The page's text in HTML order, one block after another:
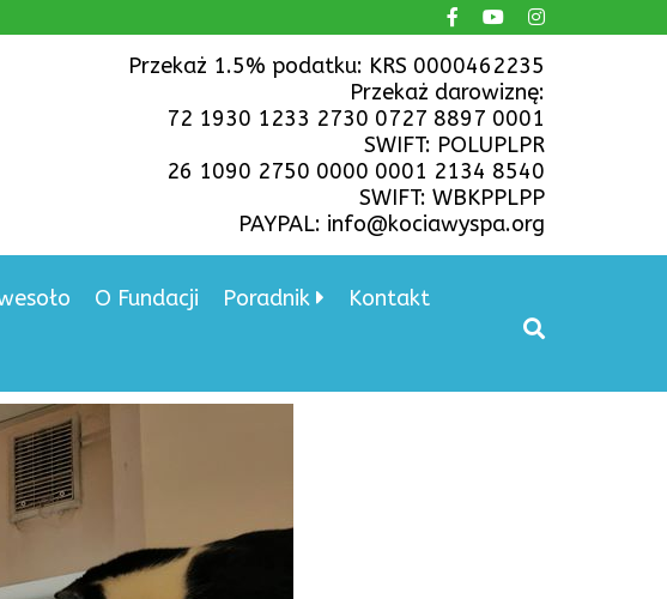
Przekaż 1.5% podatku: KRS 0000462235
Przekaż darowiznę:
72 1930 1233 2730 0727 8897 0001
SWIFT: POLUPLPR
26 1090 2750 0000 0001 2134 8540
SWIFT: WBKPPLPP
PAYPAL: info@kociawyspa.org
O Fundacji Poradnik Kontakt